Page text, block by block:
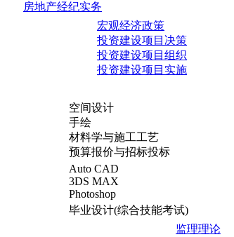
房地产经纪实务
宏观经济政策
投资建设项目决策
投资建设项目组织
投资建设项目实施
空间设计
手绘
材料学与施工工艺
预算报价与招标投标
Auto CAD
3DS MAX
Photoshop
毕业设计(综合技能考试)
监理理论